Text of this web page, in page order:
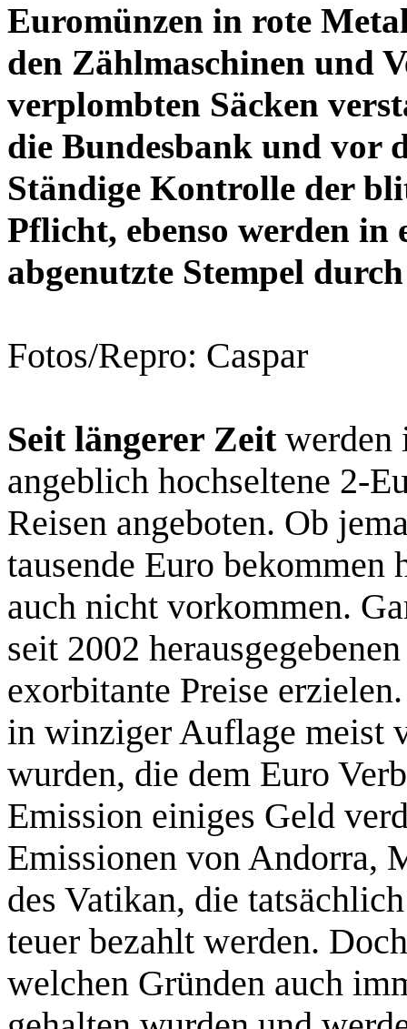
Euromünzen in rote
den Zählmaschinen und
verplombten Säcken
die Bundesbank und vor
Ständige Kontrolle der
Pflicht, ebenso werden in
abgenutzte Stempel
Fotos/Repro: Caspar
Seit längerer Zeitwerden
angeblich hochseltene 2-
Reisen angeboten. Ob
tausende Euro
auch nicht vorkommen.
seit 2002
exorbitante Preise
in winziger Auflage meist
wurden, die dem Euro
Emission einiges Geld
Emissionen von Andorra,
des Vatikan, die
teuer bezahlt werden.
welchen Gründen auch